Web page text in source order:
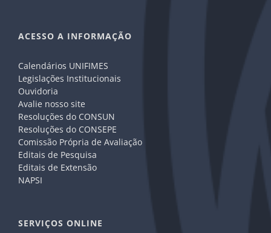
ACESSO A INFORMAÇÃO
Calendários UNIFIMES
Legislações Institucionais
Ouvidoria
Avalie nosso site
Resoluções do CONSUN
Resoluções do CONSEPE
Comissão Própria de Avaliação
Editais de Pesquisa
Editais de Extensão
NAPSI
SERVIÇOS ONLINE